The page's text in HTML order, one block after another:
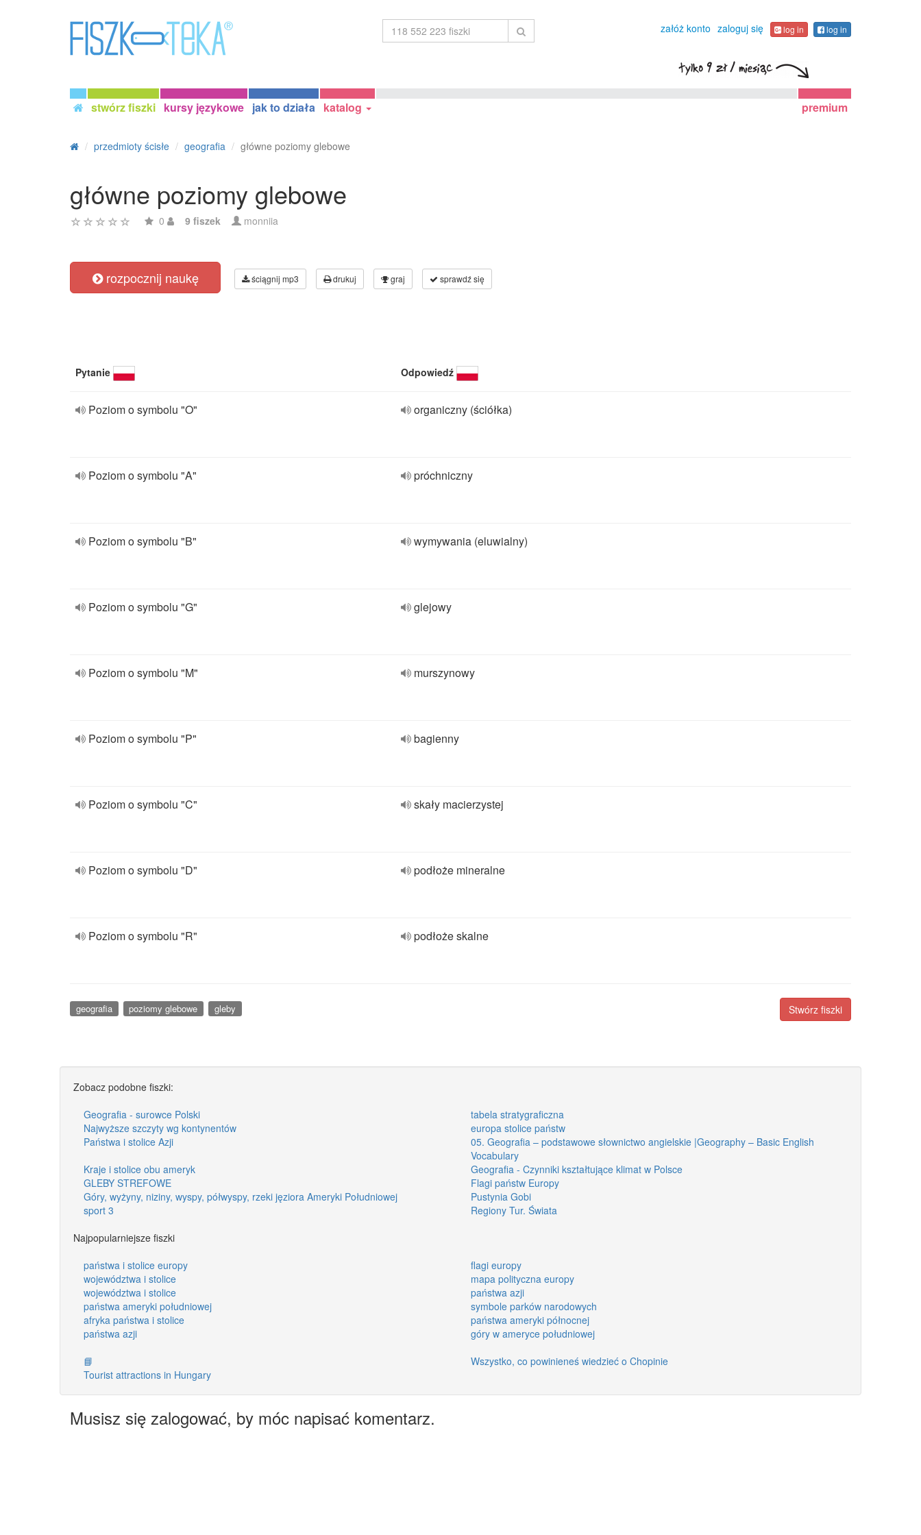
załóż konto zaloguj się log in log in
stwórz fiszki kursy językowe jak to działa katalog premium
przedmioty ścisłe geografia główne poziomy glebowe
główne poziomy glebowe
0 9 fiszek monniia
rozpocznij naukę ściągnij mp3 drukuj graj sprawdź się
Pytanie Odpowiedź
Poziom o symbolu "O" organiczny (ściółka)
Poziom o symbolu "A" próchniczny
Poziom o symbolu "B" wymywania (eluwialny)
Poziom o symbolu "G" glejowy
Poziom o symbolu "M" murszynowy
Poziom o symbolu "P" bagienny
Poziom o symbolu "C" skały macierzystej
Poziom o symbolu "D" podłoże mineralne
Poziom o symbolu "R" podłoże skalne
Stwórz fiszki
geografia poziomy glebowe gleby
Zobacz podobne fiszki:
Geografia - surowce Polski
tabela stratygraficzna
Najwyższe szczyty wg kontynentów
europa stolice państw
Państwa i stolice Azji
05. Geografia – podstawowe słownictwo angielskie |Geography – Basic English
Vocabulary
Kraje i stolice obu ameryk
Geografia - Czynniki kształtujące klimat w Polsce
GLEBY STREFOWE
Flagi państw Europy
Góry, wyżyny, niziny, wyspy, półwyspy, rzeki jęziora Ameryki Południowej
Pustynia Gobi
sport 3
Regiony Tur. Świata
Najpopularniejsze fiszki
państwa i stolice europy
flagi europy
województwa i stolice
mapa polityczna europy
województwa i stolice
państwa azji
państwa ameryki południowej
symbole parków narodowych
afryka państwa i stolice
państwa ameryki północnej
państwa azji
góry w ameryce południowej
📘
Wszystko, co powinieneś wiedzieć o Chopinie
Tourist attractions in Hungary
Musisz się zalogować, by móc napisać komentarz.